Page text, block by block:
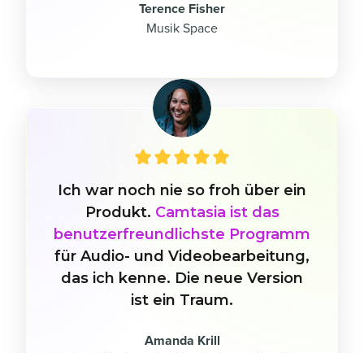
Terence Fisher
Musik Space
Ich war noch nie so froh über ein
Produkt. Camtasia ist das
benutzerfreundlichste Programm
für Audio- und Videobearbeitung,
das ich kenne. Die neue Version
ist ein Traum.
Amanda Krill